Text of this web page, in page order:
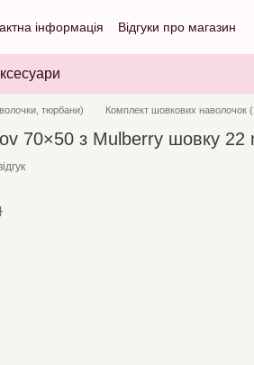
інформація Відгуки про магазин
тюрбани) Комплект шовкових наволочок
70×50 з Mulberry шовку 22